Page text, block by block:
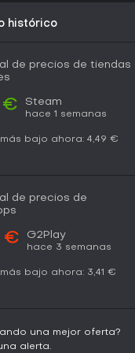
destacan la sinergia
de gestión de
Las
garantizan un
histórico
de precios de tiendas
€ Steam
hace 1 semanas
bajo ahora: 4,49 €
de precios de
€ G2Play
hace 3 semanas
bajo ahora: 3,41 €
una mejor oferta?
alerta.